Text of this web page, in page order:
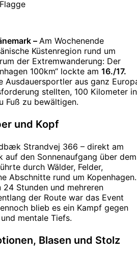
– Am Wochenende
Küstenregion rund um
der Extremwanderung: Der
100km“ lockte am 16./17.
Ausdauersportler aus ganz
stellten, 100 Kilometer in
Fuß zu bewältigen.
und Kopf
Strandvej 366 – direkt am
auf den Sonnenaufgang über dem
durch Wälder, Felder,
Abschnitte rund um Kopenhagen.
Stunden und mehreren
der Route war das Event
blieb es ein Kampf gegen
mentale Tiefs.
Blasen und Stolz